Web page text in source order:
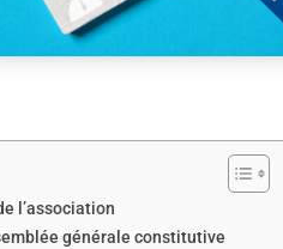
l’association
générale constitutive